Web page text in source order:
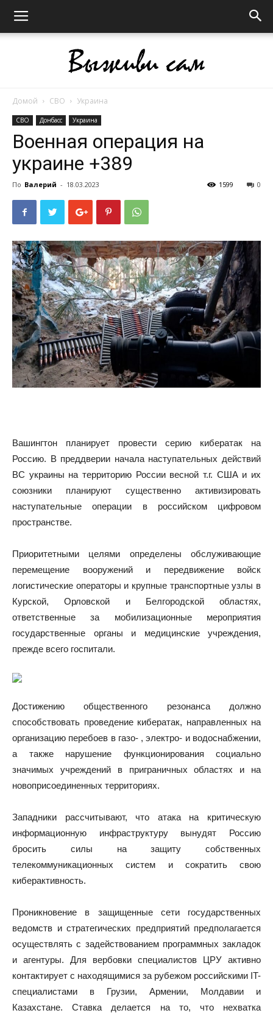
Домой СВО Украина
СВО Донбасс Украина
Военная операция на
украине +389
По Валерий - 18.03.2023 0
1599
Вашингтон планирует провести серию кибератак на
Россию. В преддверии начала наступательных действий
ВС украины на территорию России весной т.г. США и их
союзники планируют существенно активизировать
наступательные операции в российском цифровом
пространстве.
Приоритетными целями определены обслуживающие
перемещение вооружений и передвижение войск
логистические операторы и крупные транспортные узлы в
Курской, Орловской и Белгородской областях,
ответственные за мобилизационные мероприятия
государственные органы и медицинские учреждения,
прежде всего госпитали.
Достижению общественного резонанса должно
способствовать проведение кибератак, направленных на
организацию перебоев в газо- , электро- и водоснабжении,
а также нарушение функционирования социально
значимых учреждений в приграничных областях и на
новоприсоединенных территориях.
Западники рассчитывают, что атака на критическую
информационную инфраструктуру вынудят Россию
бросить силы на защиту собственных
телекоммуникационных систем и сократить свою
киберактивность.
Проникновение в защищенные сети государственных
ведомств и стратегических предприятий предполагается
осуществлять с задействованием программных закладок
и агентуры. Для вербовки специалистов ЦРУ активно
контактирует с находящимися за рубежом российскими IT-
специалистами в Грузии, Армении, Молдавии и
Казахстане. Ставка делается на то, что нехватка